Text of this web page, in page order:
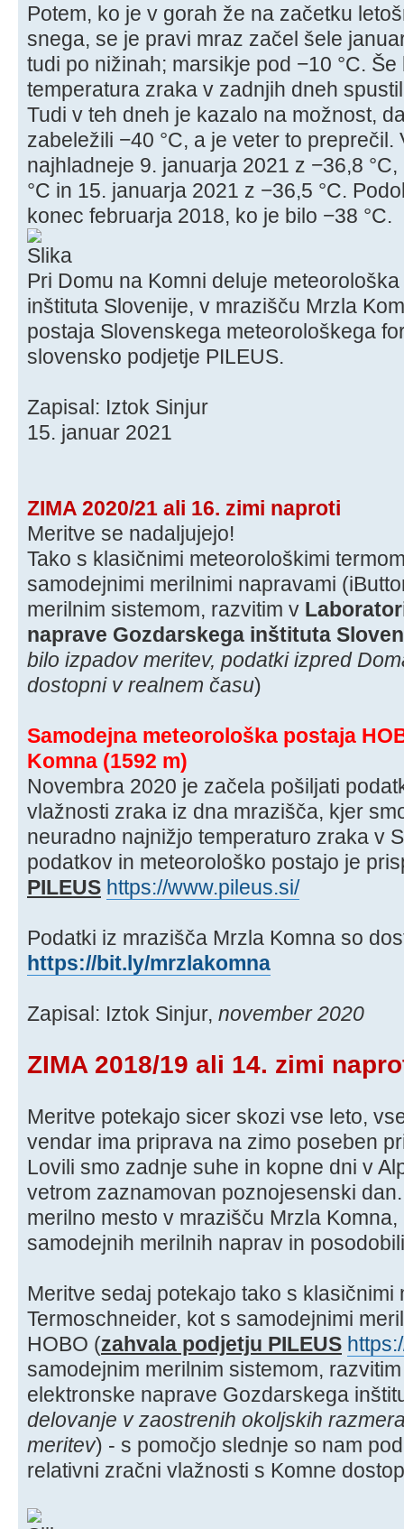
Potem, ko je v gorah že na začetku
snega, se je pravi mraz začel šele
tudi po nižinah; marsikje pod −10 °C.
temperatura zraka v zadnjih dneh
Tudi v teh dneh je kazalo na možnost,
zabeležili −40 °C, a je veter to preprečil.
najhladneje 9. januarja 2021 z −36,8
°C in 15. januarja 2021 z −36,5 °C.
konec februarja 2018, ko je bilo −38 °C.
Pri Domu na Komni deluje
inštituta Slovenije, v mrazišču Mrzla
postaja Slovenskega meteorološkega
slovensko podjetje PILEUS.
Zapisal: Iztok Sinjur
15. januar 2021
ZIMA 2020/21 ali 16. zimi naproti
Meritve se nadaljujejo!
Tako s klasičnimi meteorološkimi
samodejnimi merilnimi napravami
merilnim sistemom, razvitim v
naprave Gozdarskega inštituta
bilo izpadov meritev, podatki izpred
dostopni v realnem času)
Samodejna meteorološka postaja
Komna (1592 m)
Novembra 2020 je začela pošiljati
vlažnosti zraka iz dna mrazišča, kjer
neuradno najnižjo temperaturo zraka v
podatkov in meteorološko postajo je
PILEUS https://www.pileus.si/
Podatki iz mrazišča Mrzla Komna so
https://bit.ly/mrzlakomna
Zapisal: Iztok Sinjur, november 2020
ZIMA 2018/19 ali 14. zimi
Meritve potekajo sicer skozi vse leto,
vendar ima priprava na zimo poseben
Lovili smo zadnje suhe in kopne dni v
vetrom zaznamovan poznojesenski
merilno mesto v mrazišču Mrzla
samodejnih merilnih naprav in
Meritve sedaj potekajo tako s
Termoschneider, kot s samodejnimi
HOBO (zahvala podjetju PILEUS
samodejnim merilnim sistemom,
elektronske naprave Gozdarskega
delovanje v zaostrenih okoljskih
meritev) - s pomočjo slednje so nam
relativni zračni vlažnosti s Komne